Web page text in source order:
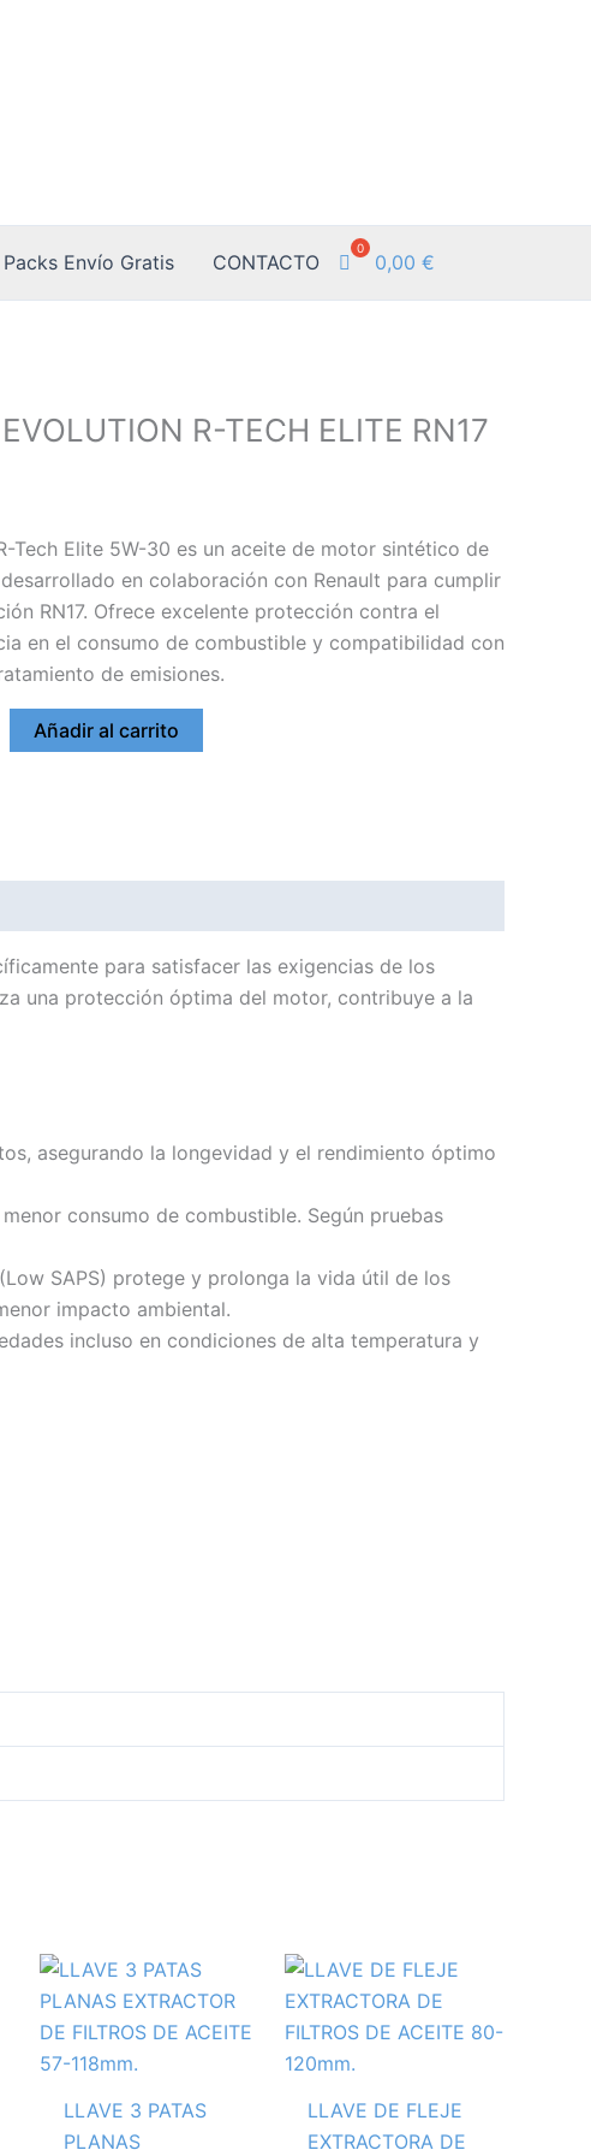
Packs Envío Gratis CONTACTO 0,00 €
R-TECH ELITE RN17
Tech Elite 5W-30 es un aceite de motor sintético de
en colaboración con Renault para cumplir
RN17. Ofrece excelente protección contra el
en el consumo de combustible y compatibilidad con
de emisiones.
Añadir al carrito
para satisfacer las exigencias de los
una protección óptima del motor, contribuye a la
asegurando la longevidad y el rendimiento óptimo
consumo de combustible. Según pruebas
SAPS) protege y prolonga la vida útil de los
impacto ambiental.
incluso en condiciones de alta temperatura y
LLAVE 3 PATAS
PLANAS
LLAVE DE FLEJE
EXTRACTORA DE